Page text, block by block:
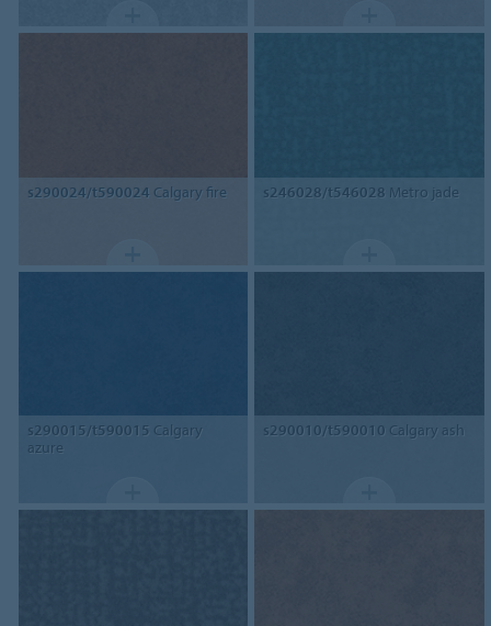
s290024/t590024 Calgary fire s246028/t546028 Metro jade
s290015/t590015 Calgary
azure
s290010/t590010 Calgary ash